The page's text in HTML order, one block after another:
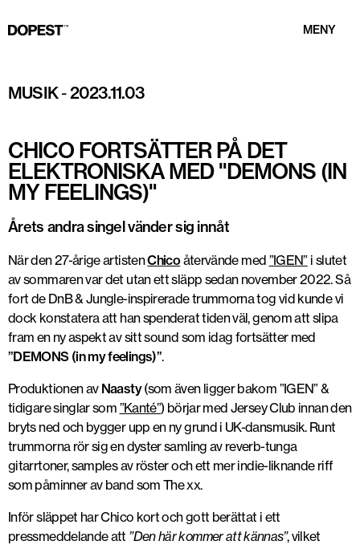
MENY
MUSIK-2023.11.03
CHICO FORTSÄTTER PÅ DET
ELEKTRONISKA MED "DEMONS (IN
MY FEELINGS)"
Årets andra singel vänder sig innåt
När den 27-årige artistenChicoåtervände med ”IGEN”i slutet
av sommaren var det utan ett släpp sedan november 2022. Så
fort de DnB & Jungle-inspirerade trummorna tog vid kunde vi
dock konstatera att han spenderat tiden väl, genom att slipa
fram en ny aspekt av sitt sound som idag fortsätter med
”DEMONS (in my feelings)”.
Produktionen av Naasty(som även ligger bakom ”IGEN” &
tidigare singlar som ”Kanté”) börjar med Jersey Club innan den
bryts ned och bygger upp en ny grund i UK-dansmusik. Runt
trummorna rör sig en dyster samling av reverb-tunga
gitarrtoner, samples av röster och ett mer indie-liknande riff
som påminner av band som The xx.
Inför släppet har Chico kort och gott berättat i ett
pressmeddelande att ”Den här kommer att kännas”, vilket